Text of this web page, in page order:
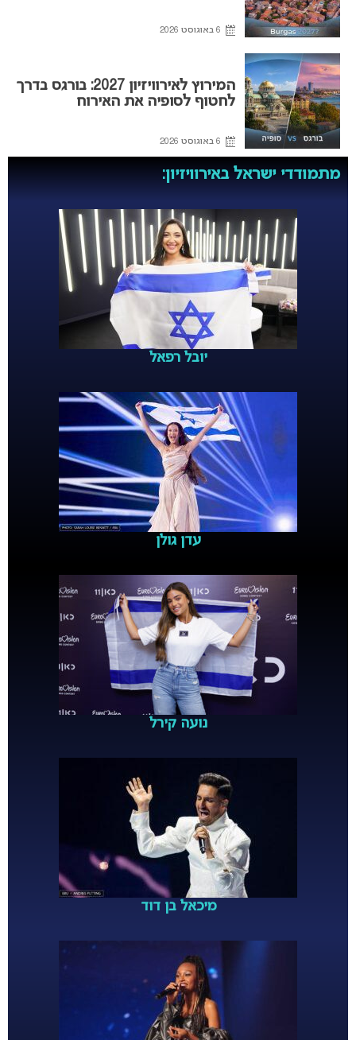
6 באוגוסט 2026
המירוץ לאירוויזיון 2027: בורגס בדרך
לחטוף לסופיה את האירוח
6 באוגוסט 2026
מתמודדי ישראל באירוויזיון:
יובל רפאל
עדן גולן
נועה קירל
מיכאל בן דוד